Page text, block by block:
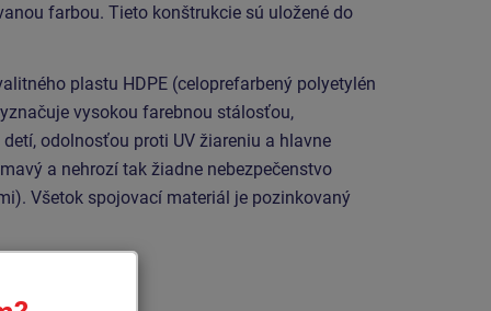
farbou. Tieto konštrukcie sú uložené do
plastu HDPE (celoprefarbený polyetylén
vysokou farebnou stálosťou,
odolnosťou proti UV žiareniu a hlavne
a nehrozí tak žiadne nebezpečenstvo
Všetok spojovací materiál je pozinkovaný